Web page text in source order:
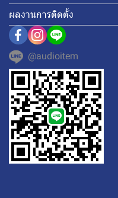
ผลงานการติดตั้ง
@audioitem